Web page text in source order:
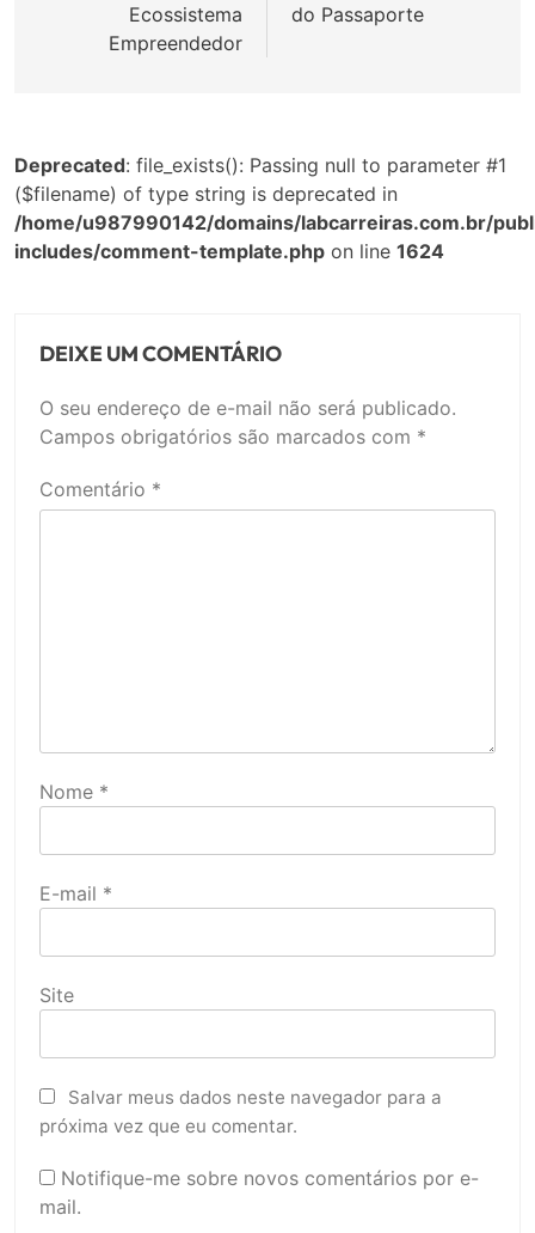
Ecossistema
Empreendedor
do Passaporte
Deprecated: file_exists(): Passing null to parameter #1
($filename) of type string is deprecated in
/home/u987990142/domains/labcarreiras.com.br/
includes/comment-template.php on line 1624
DEIXE UM COMENTÁRIO
O seu endereço de e-mail não será publicado.
Campos obrigatórios são marcados com *
Comentário *
Nome *
E-mail *
Site
Salvar meus dados neste navegador para a
próxima vez que eu comentar.
Notifique-me sobre novos comentários por e-
mail.